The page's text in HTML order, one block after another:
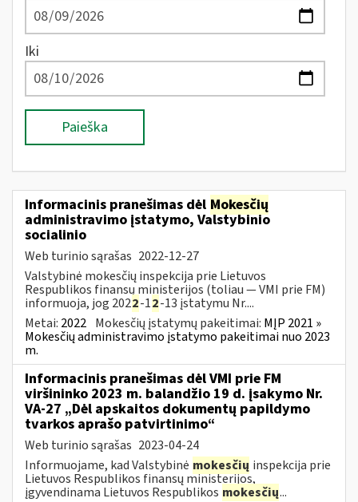
Iki
Paieška
Informacinis pranešimas dėl Mokesčių
administravimo įstatymo, Valstybinio
socialinio
Web turinio sąrašas 2022-12-27
Valstybinė mokesčių inspekcija prie Lietuvos
Respublikos finansų ministerijos (toliau — VMI prie FM)
informuoja, jog 2022-12-13 įstatymu Nr....
Metai: 2022 Mokesčių įstatymų pakeitimai: MĮP 2021 »
Mokesčių administravimo įstatymo pakeitimai nuo 2023
m.
Informacinis pranešimas dėl VMI prie FM
viršininko 2023 m. balandžio 19 d. įsakymo Nr.
VA-27 „Dėl apskaitos dokumentų papildymo
tvarkos aprašo patvirtinimo“
Web turinio sąrašas 2023-04-24
Informuojame, kad Valstybinė mokesčių inspekcija prie
Lietuvos Respublikos finansų ministerijos,
įgyvendinama Lietuvos Respublikos mokesčių...